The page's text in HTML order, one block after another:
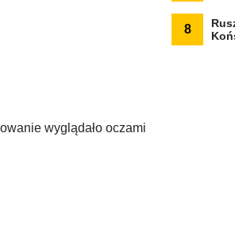
wyglądało oczami
8